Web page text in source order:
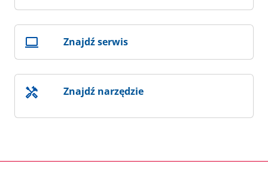
Znajdź serwis
Znajdź narzędzie